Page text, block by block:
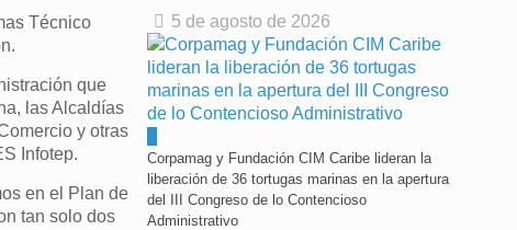
Técnico
que
las Alcaldías
y otras
Infotep.
en el Plan de
tan solo dos
5 de agosto de 2026
Corpamag y Fundación CIM Caribe lideran la
liberación de 36 tortugas marinas en la apertura
del III Congreso de lo Contencioso
Administrativo